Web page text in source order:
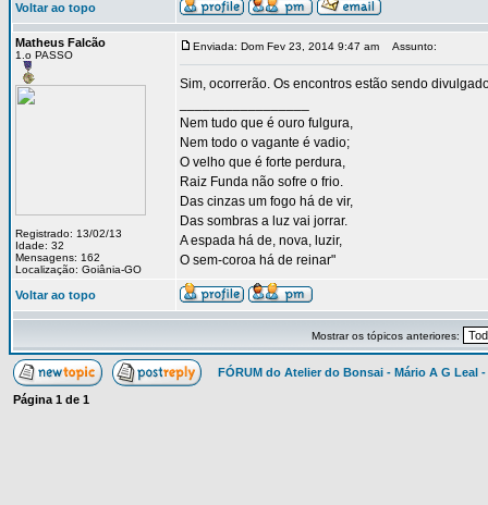
Voltar ao topo
Matheus Falcão
1.o PASSO
Registrado: 13/02/13
Idade: 32
Mensagens: 162
Localização: Goiânia-GO
Enviada: Dom Fev 23, 2014 9:47 am Assunto:
Sim, ocorrerão. Os encontros estão sendo
Nem tudo que é ouro fulgura,
Nem todo o vagante é vadio;
O velho que é forte perdura,
Raiz Funda não sofre o frio.
Das cinzas um fogo há de vir,
Das sombras a luz vai jorrar.
A espada há de, nova, luzir,
O sem-coroa há de reinar"
Voltar ao topo
Mostrar os tópicos anteriores:
FÓRUM do Atelier do Bonsai - Mário A G Leal
Página 1 de 1